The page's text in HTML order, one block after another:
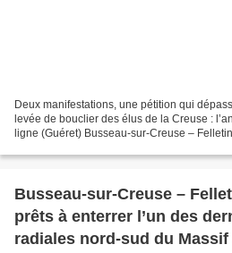
Deux manifestations, une pétition qui
levée de bouclier des élus de la Creuse :
ligne (Guéret) Busseau-sur-Creuse –
Busseau-sur-Creuse –
prêts à enterrer l’un des
radiales nord-sud du Massif